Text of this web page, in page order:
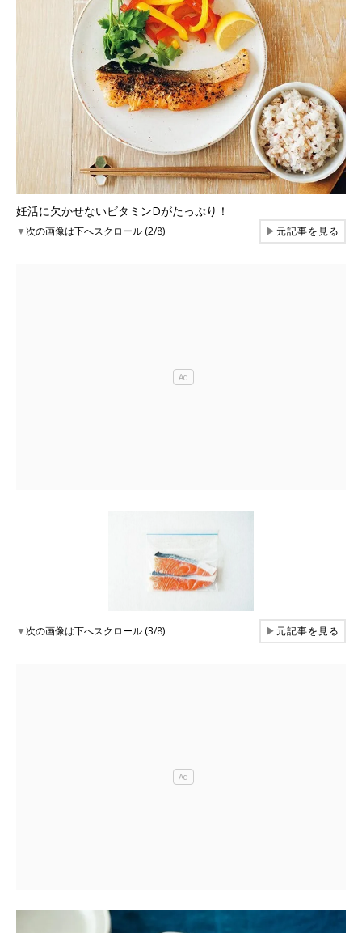
妊活に欠かせないビタミンDがたっぷり！
▼次の画像は下へスクロール (2/8) ▶元記事を見る
▼次の画像は下へスクロール (3/8) ▶元記事を見る